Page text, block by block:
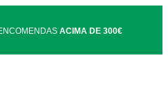
ACIMA DE 300€